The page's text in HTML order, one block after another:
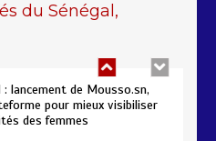
du Sénégal,
: lancement de Mousso.sn,
pour mieux visibiliser
des femmes